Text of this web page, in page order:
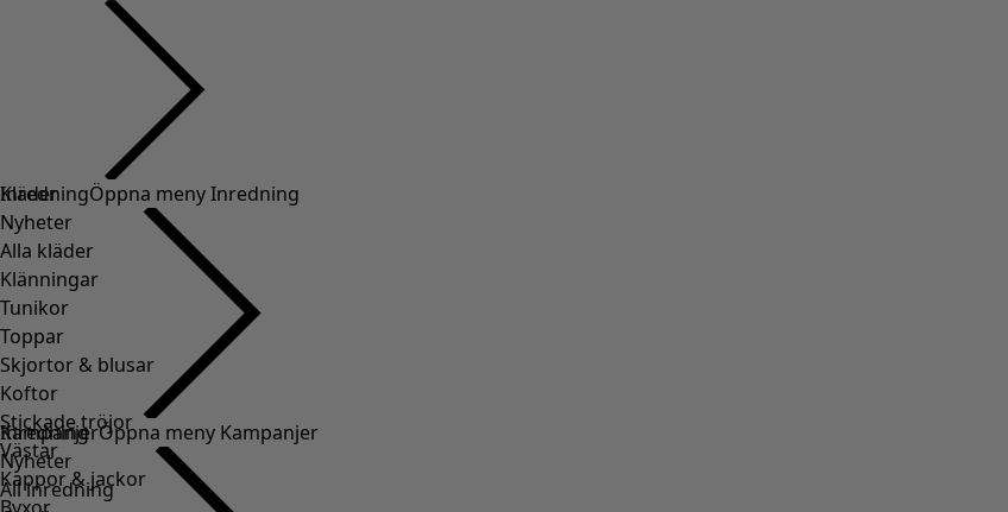
Kläder
Nyheter
Alla kläder
Klänningar
Tunikor
Toppar
Skjortor & blusar
Koftor
Stickade tröjor
Västar
Kappor & jackor
InredningÖppna meny Inredning
Inredning
Nyheter
All inredning
KampanjerÖppna meny Kampanjer